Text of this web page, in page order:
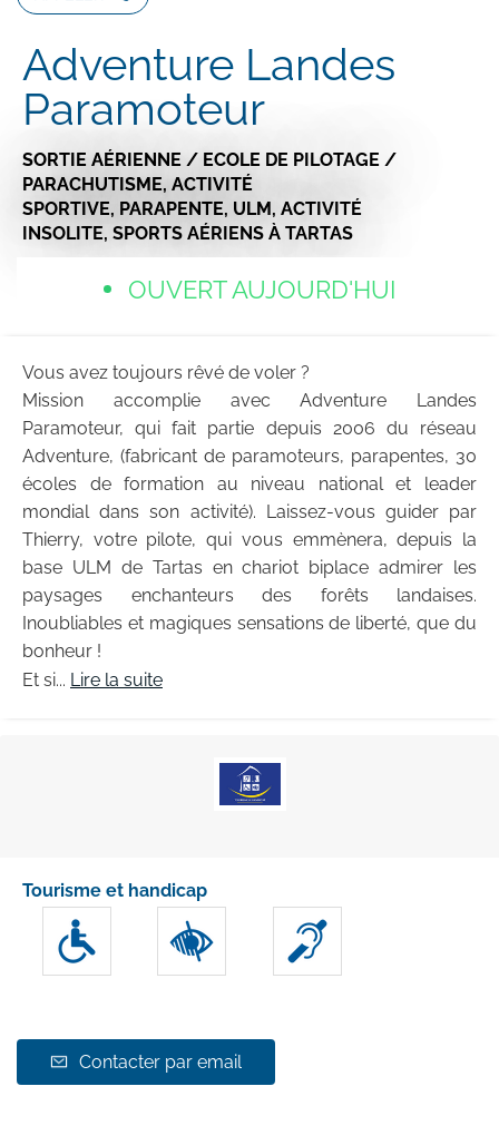
Adventure Landes
Paramoteur
SORTIE AÉRIENNE / ECOLE DE PILOTAGE /
PARACHUTISME, ACTIVITÉ
SPORTIVE, PARAPENTE, ULM, ACTIVITÉ
INSOLITE, SPORTS AÉRIENS À TARTAS
OUVERT AUJOURD'HUI
Vous avez toujours rêvé de voler ?
Mission accomplie avec Adventure Landes
Paramoteur, qui fait partie depuis 2006 du réseau
Adventure, (fabricant de paramoteurs, parapentes, 30
écoles de formation au niveau national et leader
mondial dans son activité). Laissez-vous guider par
Thierry, votre pilote, qui vous emmènera, depuis la
base ULM de Tartas en chariot biplace admirer les
paysages enchanteurs des forêts landaises.
Inoubliables et magiques sensations de liberté, que du
bonheur !
Et si... Lire la suite
Tourisme et handicap
Contacter par email